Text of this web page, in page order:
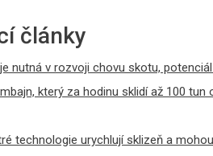
články
nutná v rozvoji chovu skotu,
který za hodinu sklidí až 100 tun
technologie urychlují sklizeň a